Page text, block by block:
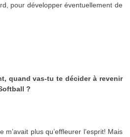
pour développer éventuellement de
quand vas-tu te décider à revenir
?
m’avait plus qu’effleurer l’esprit! Mais